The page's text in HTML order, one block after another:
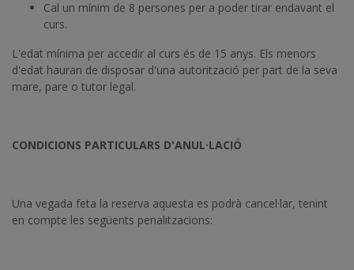
Cal un mínim de 8 persones per a poder tirar endavant el
curs.
L'edat mínima per accedir al curs és de 15 anys. Els menors
d'edat hauran de disposar d'una autorització per part de la seva
mare, pare o tutor legal.
CONDICIONS PARTICULARS D'ANUL·LACIÓ
Una vegada feta la reserva aquesta es podrà cancel·lar, tenint
en compte les següents penalitzacions: